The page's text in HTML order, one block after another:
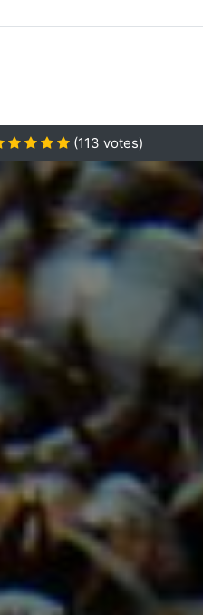
(113 votes)